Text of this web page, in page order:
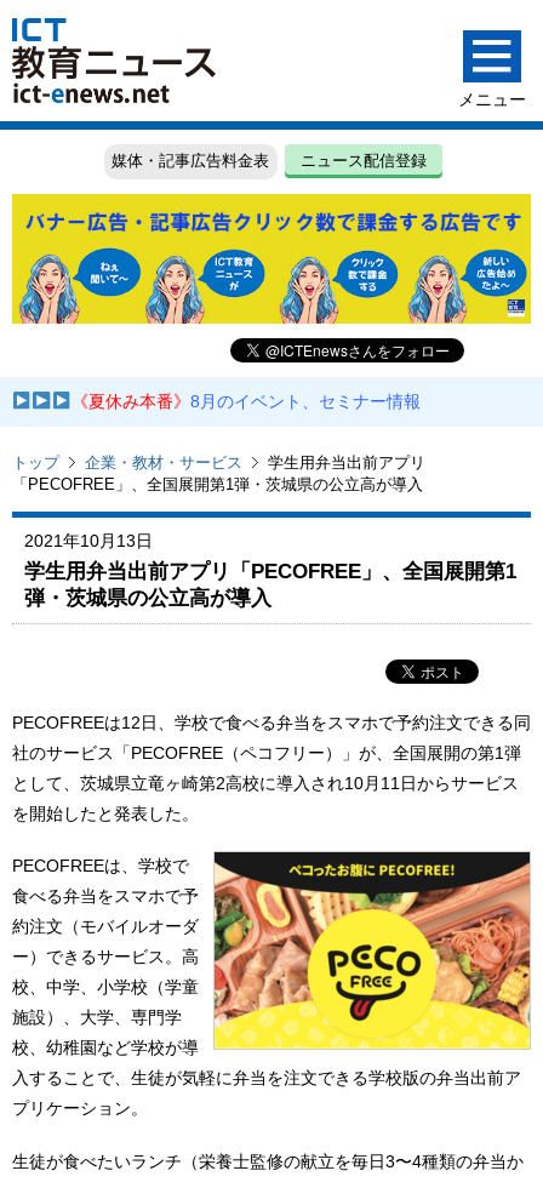
媒体・記事広告料金表 ニュース配信登録
《夏休み本番》8月のイベント、セミナー情報
トップ 企業・教材・サービス
学生用弁当出前アプリ
「PECOFREE」、全国展開第1弾・茨城県の公立高が導入
2021年10月13日
学生用弁当出前アプリ「PECOFREE」、全国展開第1
弾・茨城県の公立高が導入
PECOFREEは12日、学校で食べる弁当をスマホで予約注文できる同
社のサービス「PECOFREE（ペコフリー）」が、全国展開の第1弾
として、茨城県立竜ヶ崎第2高校に導入され10月11日からサービス
を開始したと発表した。
PECOFREEは、学校で
食べる弁当をスマホで予
約注文（モバイルオーダ
ー）できるサービス。高
校、中学、小学校（学童
施設）、大学、専門学
校、幼稚園など学校が導
入することで、生徒が気軽に弁当を注文できる学校版の弁当出前ア
プリケーション。
生徒が食べたいランチ（栄養士監修の献立を毎日3〜4種類の弁当か